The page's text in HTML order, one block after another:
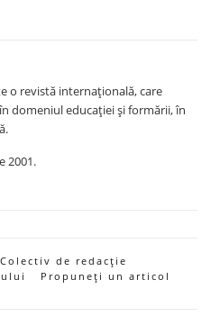
o revistă internațională, care
domeniul educației și formării, în
2001.
Colectiv de redacție
Propuneți un articol